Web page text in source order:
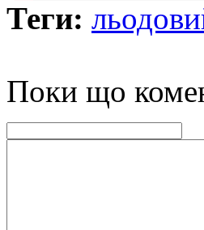
Теги:
Поки що